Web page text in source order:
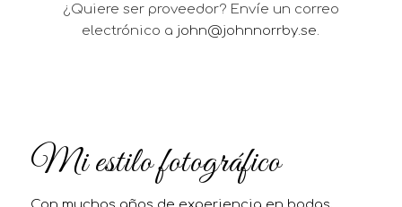
¿Quiere ser proveedor? Envíe un correo
electrónico a john@johnnorrby.se.
Mi estilo fotográfico